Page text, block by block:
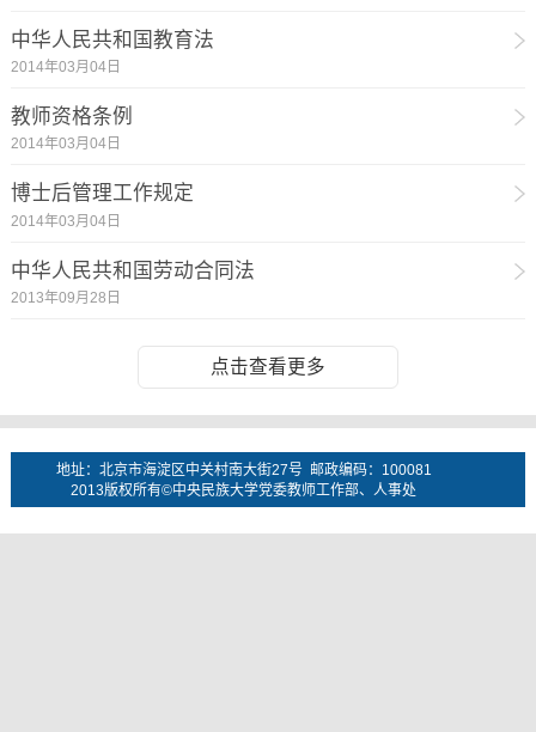
中华人民共和国教育法
2014年03月04日
教师资格条例
2014年03月04日
博士后管理工作规定
2014年03月04日
中华人民共和国劳动合同法
2013年09月28日
点击查看更多
地址：北京市海淀区中关村南大街27号 邮政编码：100081
2013版权所有©中央民族大学党委教师工作部、人事处